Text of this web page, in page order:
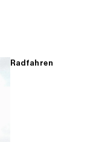
Radfahren